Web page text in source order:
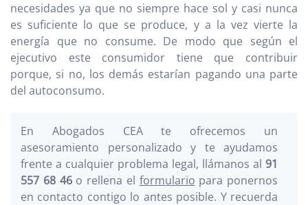
necesidades ya que no siempre hace sol y casi nunca
es suficiente lo que se produce, y a la vez vierte la
energía que no consume. De modo que según el
ejecutivo este consumidor tiene que contribuir
porque, si no, los demás estarían pagando una parte
del autoconsumo.
En Abogados CEA te ofrecemos un
asesoramiento personalizado y te ayudamos
frente a cualquier problema legal, llámanos al 91
557 68 46o rellena el formulario para ponernos
en contacto contigo lo antes posible. Y recuerda